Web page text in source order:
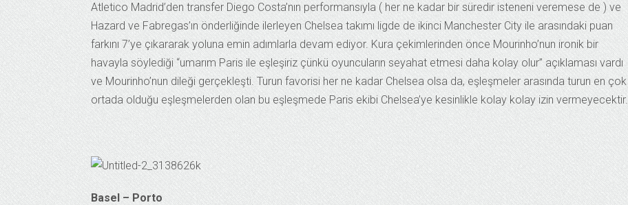
Atletico Madrid’den transfer Diego Costa’nın performansıyla ( her ne kadar bir süredir isteneni veremese de ) ve
Hazard ve Fabregas’ın önderliğinde ilerleyen Chelsea takımı ligde de ikinci Manchester City ile arasındaki puan
farkını 7’ye çıkararak yoluna emin adımlarla devam ediyor. Kura çekimlerinden önce Mourinho’nun ironik bir
havayla söylediği “umarım Paris ile eşleşiriz çünkü oyuncuların seyahat etmesi daha kolay olur” açıklaması vardı
ve Mourinho’nun dileği gerçekleşti. Turun favorisi her ne kadar Chelsea olsa da, eşleşmeler arasında turun en çok
ortada olduğu eşleşmelerden olan bu eşleşmede Paris ekibi Chelsea’ye kesinlikle kolay kolay izin vermeyecektir.
Basel – Porto